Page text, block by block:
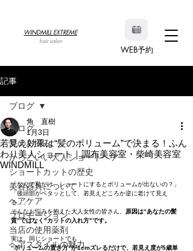
WEB予約
WINDMILL EXTREME
hair salon
記事
ブログ
髪のお悩み
かっこいい大人ショートヘア
ショートカットの歴史
美容器具について
ヘアケア
プロモーション
当店の使用薬剤
ヘアスタイルの魅力
ブログ
若見え効果は“髪のボリューム”で決まる！ふん
わり美人ショート｜調布美容室・柴崎美容室
WINDMILL
角 直樹
1月3日
「なんで私だけ、ショートにするとボリュームが出ないの？」
「後頭部がペタッとして、若見えどころか逆に老けて見え
る…」
そんなお悩みを抱えた大人女性の皆さん、 原因は“あなたの髪
質”ではなく“カットの入れ方”です。
実は、同じショートでも
“ボリュームの置き方”が1cmズレるだけで、若見え度が5歳単